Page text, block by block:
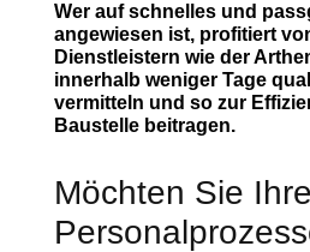
Wer auf schnelles und
angewiesen ist, profitiert
Dienstleistern wie der
innerhalb weniger Tage
vermitteln und so zur
Baustelle beitragen.
Möchten Sie Ihre